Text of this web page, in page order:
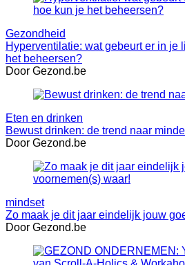
Gezondheid
Hyperventilatie: wat gebeurt er in je
het beheersen?
Door Gezond.be
Eten en drinken
Bewust drinken: de trend naar
Door Gezond.be
mindset
Zo maak je dit jaar eindelijk jouw
Door Gezond.be